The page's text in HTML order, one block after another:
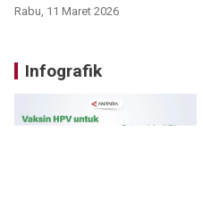
Rabu, 11 Maret 2026
Infografik